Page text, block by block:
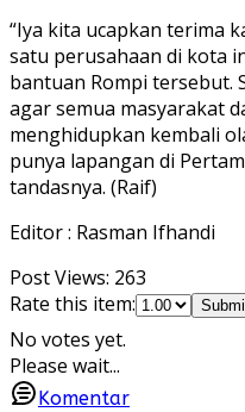
“Iya kita ucapkan terima
satu perusahaan di kota
bantuan Rompi tersebut.
agar semua masyarakat
menghidupkan kembali
punya lapangan di
tandasnya. (Raif)
Editor : Rasman Ifhandi
Post Views: 263
Rate this item:
No votes yet.
Please wait...
Komentar